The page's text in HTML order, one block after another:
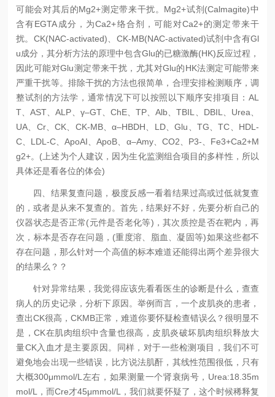
可能会对其后的Mg2+测定带来干扰。Mg2+试剂(Calmagite)中
含有EGTA成分，为Ca2+络合剂，可能对Ca2+的测定带来干
扰。CK(NAC-activated)、CK-MB(NAC-activated)试剂中含有Gl
u成分，其分析方法的原理中包含Glu的已糖激酶(HK)反应过程，
因此可能对Glu测定带来干扰，尤其对Glu的HK法测定可能带来
严重干扰等。排除干扰的方法也很简单，合理安排检测顺序，调
整试剂的方法学，通常情况下可以按照以下顺序安排项目：AL
T、AST、ALP、γ–GT、ChE、TP、Alb、TBIL、DBIL、Urea、
UA、Cr、CK、CK-MB、α–HBDH、LD、Glu、TG、TC、HDL-
C、LDL-C、ApoAI、ApoB、α–Amy、CO2、P3-、Fe3+Ca2+M
g2+。(上述为个人建议，因为生化监测组合项目的多样性，所以
具体还是看各位的体会)
四、结果复查问题，极度反感一看着结果过高或过低就复查
的，或者是从来不复查的。首先，结果好不好，先要分析自己的
仪器状态是否正常(元件是否老化等)，其次质控是否在靶内，再
次，标本是否存在问题，(重度溶、脂血、凝固等)如果这些都不
存在问题，那么针对一个高值的标本难道还能得出两个差异很大
的结果么？？
针对异常结果，我觉得应该先看看医生的诊断是什么，查查
病人的历史记录，分析下原因。举例而言，一个皮肌炎的患者，
查出CK很高，CKMB正常，难道你要怀疑检查错误么？很明显不
是，CK在肌肉组织中含量也很高，皮肌炎破坏肌肉组织释放大
量CK入血才是主要原因。同样，对于一些检测项目，我们不可
避免地会出现一些错误，比方说法肌酐，其线性范围很低，只有
大概300μmmol/L左右，如果测量一个肾衰病号，Urea:18.35m
mol/L，而Cre才45μmmol/L，我们就要怀疑了，这个时候稀释复